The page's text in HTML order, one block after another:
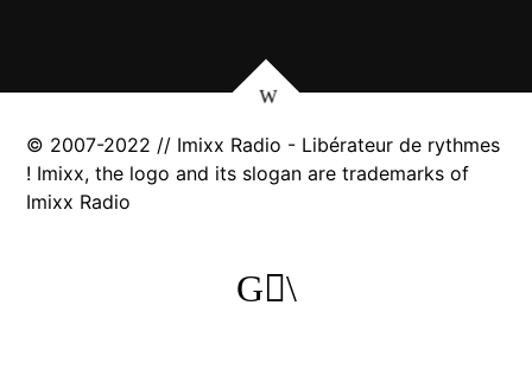
© 2007-2022 // Imixx Radio - Libérateur de rythmes
! Imixx, the logo and its slogan are trademarks of
Imixx Radio